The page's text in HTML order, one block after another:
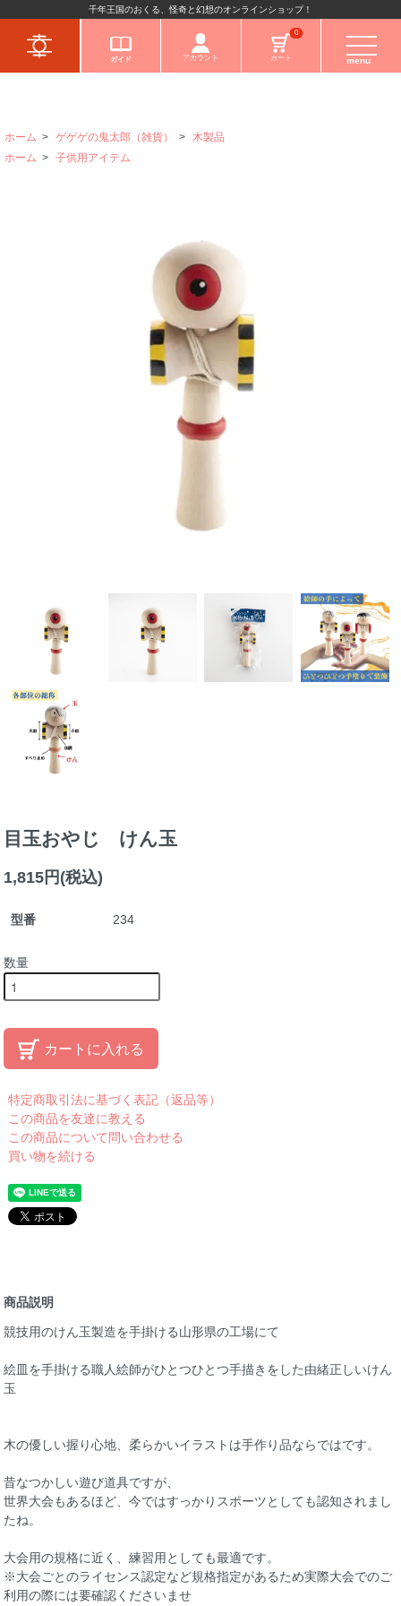
キャラクターか
千年王国のおくる、怪奇と幻想のオンラインショップ！
ガイド アカウント
0
カート menu
ホーム > ゲゲゲの鬼太郎（雑貨） > 木製品
ホーム > 子供用アイテム
目玉おやじ けん玉
1,815円(税込)
型番 234
数量
カートに入れる
特定商取引法に基づく表記（返品等）
この商品を友達に教える
この商品について問い合わせる
買い物を続ける
商品説明
競技用のけん玉製造を手掛ける山形県の工場にて
絵皿を手掛ける職人絵師がひとつひとつ手描きをした由緒正しいけん
玉
木の優しい握り心地、柔らかいイラストは手作り品ならではです。
昔なつかしい遊び道具ですが、
世界大会もあるほど、今ではすっかりスポーツとしても認知されまし
たね。
大会用の規格に近く、練習用としても最適です。
※大会ごとのライセンス認定など規格指定があるため実際大会でのご
利用の際には要確認くださいませ